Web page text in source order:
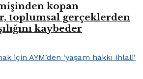
kopan
toplumsal gerçeklerden
kaybeder